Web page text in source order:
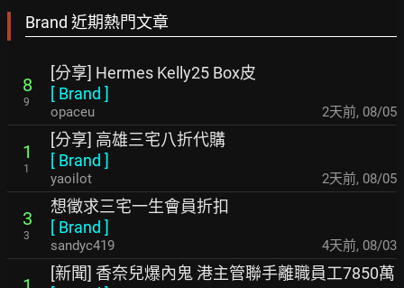
Brand 近期熱門文章
8
9
[分享] Hermes Kelly25 Box皮
[ Brand ]
opaceu 2天前, 08/05
1
1
[分享] 高雄三宅八折代購
[ Brand ]
yaoilot 2天前, 08/05
3
3
想徵求三宅一生會員折扣
[ Brand ]
sandyc419 4天前, 08/03
[新聞] 香奈兒爆內鬼 港主管聯手離職員工7850萬